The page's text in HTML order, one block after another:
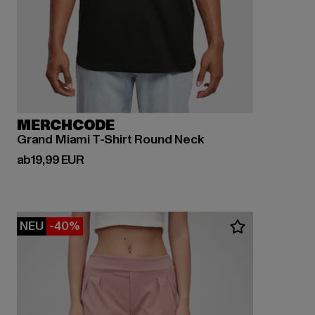
MERCHCODE
Grand Miami T-Shirt Round Neck
ab19,99 EUR
Derzeitiger Preis: ab 19,99 EUR
NEU -40%